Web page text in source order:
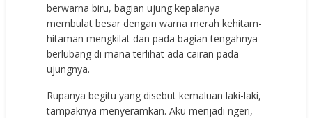
berwarna biru, bagian ujung kepalanya
membulat besar dengan warna merah kehitam-
hitaman mengkilat dan pada bagian tengahnya
berlubang di mana terlihat ada cairan pada
ujungnya.
Rupanya begitu yang disebut kemaluan laki-laki,
tampaknya menyeramkan. Aku menjadi ngeri,